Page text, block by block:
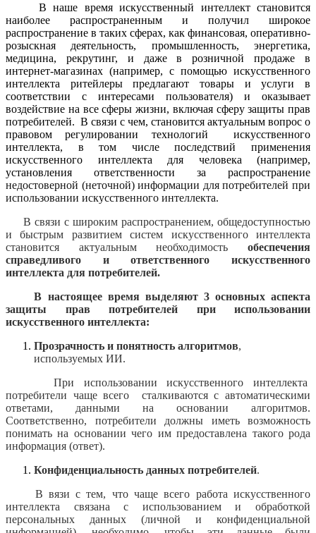
В наше время искусственный интеллект становится
наиболее распространенным и получил широкое
распространение в таких сферах, как финансовая, оперативно-
розыскная деятельность, промышленность, энергетика,
медицина, рекрутинг, и даже в розничной продаже в
интернет-магазинах (например, с помощью искусственного
интеллекта ритейлеры предлагают товары и услуги в
соответствии с интересами пользователя) и оказывает
воздействие на все сферы жизни, включая сферу защиты прав
потребителей. В связи с чем, становится актуальным вопрос о
правовом регулировании технологий искусственного
интеллекта, в том числе последствий применения
искусственного интеллекта для человека (например,
установления ответственности за распространение
недостоверной (неточной) информации для потребителей при
использовании искусственного интеллекта.
В связи с широким распространением, общедоступностью
и быстрым развитием систем искусственного интеллекта
становится актуальным необходимость обеспечения
справедливого и ответственного искусственного
интеллекта для потребителей.
В настоящее время выделяют 3 основных аспекта
защиты прав потребителей при использовании
искусственного интеллекта:
Прозрачность и понятность алгоритмов,
используемых ИИ.
При использовании искусственного интеллекта
потребители чаще всего сталкиваются с автоматическими
ответами, данными на основании алгоритмов.
Соответственно, потребители должны иметь возможность
понимать на основании чего им предоставлена такого рода
информация (ответ).
Конфиденциальность данных потребителей.
В вязи с тем, что чаще всего работа искусственного
интеллекта связана с использованием и обработкой
персональных данных (личной и конфиденциальной